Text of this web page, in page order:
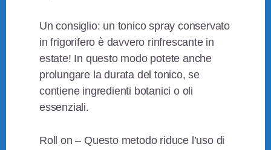
Un consiglio: un tonico spray conservato
in frigorifero è davvero rinfrescante in
estate! In questo modo potete anche
prolungare la durata del tonico, se
contiene ingredienti botanici o oli
essenziali.
Roll on – Questo metodo riduce l’uso di